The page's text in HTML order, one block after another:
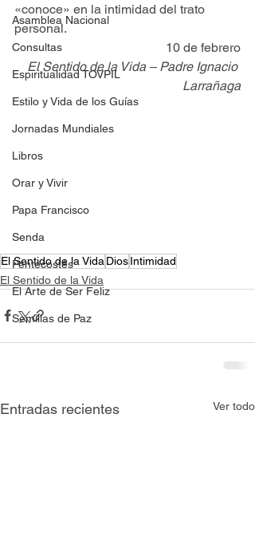
Asamblea Nacional
Consultas
Espiritualidad TOVPIL
Estilo y Vida de los Guías
Jornadas Mundiales
Libros
Orar y Vivir
Papa Francisco
Senda
Pentecostés
El Arte de Ser Feliz
Semillas de Paz
«conoce» en la intimidad del trato
personal.
10 de febrero
El Sentido de la Vida – Padre Ignacio
Larrañaga
El Sentido de la Vida DiosIntimidad
El Sentido de la Vida
Entradas recientes Ver todo